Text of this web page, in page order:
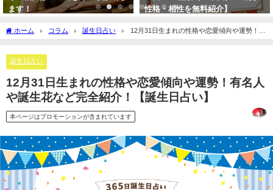
性格・相性を無料紹介】
ホーム コラム 誕生日占い
12月31日生まれの性格や恋愛傾向や運勢！有
名人や誕生花など完全紹介！【誕生日占い】
誕生日占い
12月31日生まれの性格や恋愛傾向や運勢！有名人
や誕生花など完全紹介！【誕生日占い】
本ページはプロモーションが含まれています